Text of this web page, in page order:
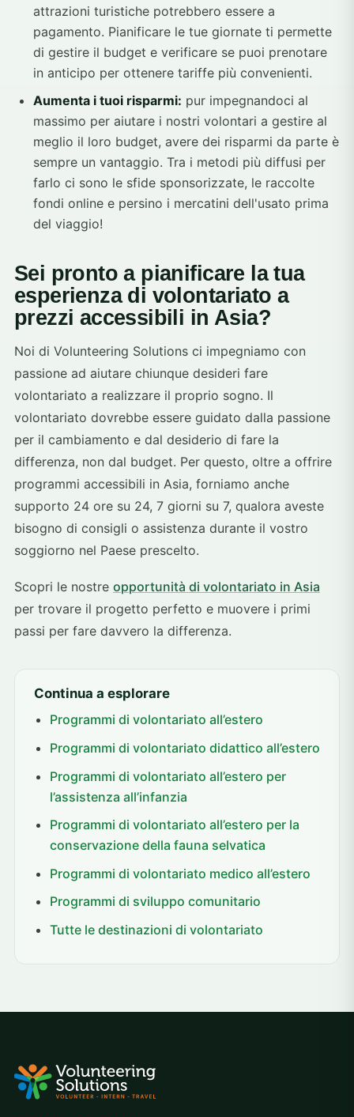
attrazioni turistiche potrebbero essere a
pagamento. Pianificare le tue giornate ti permette
di gestire il budget e verificare se puoi prenotare
in anticipo per ottenere tariffe più convenienti.
Aumenta i tuoi risparmi: pur impegnandoci al
massimo per aiutare i nostri volontari a gestire al
meglio il loro budget, avere dei risparmi da parte è
sempre un vantaggio. Tra i metodi più diffusi per
farlo ci sono le sfide sponsorizzate, le raccolte
fondi online e persino i mercatini dell'usato prima
del viaggio!
Sei pronto a pianificare la tua
esperienza di volontariato a
prezzi accessibili in Asia?
Noi di Volunteering Solutions ci impegniamo con
passione ad aiutare chiunque desideri fare
volontariato a realizzare il proprio sogno. Il
volontariato dovrebbe essere guidato dalla passione
per il cambiamento e dal desiderio di fare la
differenza, non dal budget. Per questo, oltre a offrire
programmi accessibili in Asia, forniamo anche
supporto 24 ore su 24, 7 giorni su 7, qualora aveste
bisogno di consigli o assistenza durante il vostro
soggiorno nel Paese prescelto.
Scopri le nostre opportunità di volontariato in Asia
per trovare il progetto perfetto e muovere i primi
passi per fare davvero la differenza.
Continua a esplorare
Programmi di volontariato all’estero
Programmi di volontariato didattico all’estero
Programmi di volontariato all’estero per
l’assistenza all’infanzia
Programmi di volontariato all’estero per la
conservazione della fauna selvatica
Programmi di volontariato medico all’estero
Programmi di sviluppo comunitario
Tutte le destinazioni di volontariato